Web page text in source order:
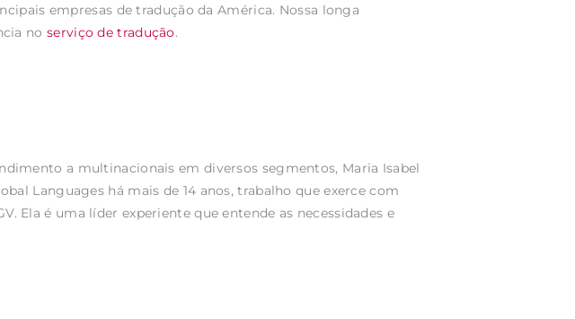
empresas de tradução da América. Nossa longa
no serviço de tradução.
a multinacionais em diversos segmentos, Maria Isabel
Languages há mais de 14 anos, trabalho que exerce com
Ela é uma líder experiente que entende as necessidades e